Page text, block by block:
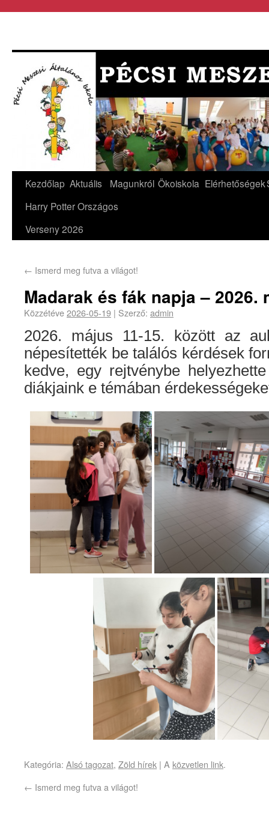
Kezdőlap Aktuális Magunkról Ökoiskola Elérhetőségek
Harry Potter Országos
Verseny 2026
← Ismerd meg futva a világot!
Madarak és fák napja – 2026.
Közzétéve2026-05-19 | Szerző: admin
2026. május 11-15. között az
népesítették be találós kérdések
kedve, egy rejtvénybe
diákjaink e témában
Kategória: Alsó tagozat, Zöld hírek | A közvetlen link.
← Ismerd meg futva a világot!